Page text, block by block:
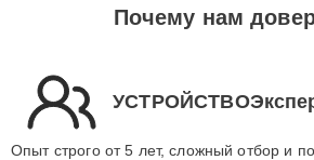
Почему нам
Опыт строго от 5 лет, сложный отбор и